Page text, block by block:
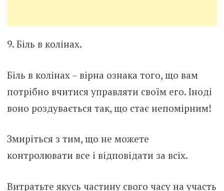
9. Біль в колінах.
Біль в колінах – вірна ознака того, що вам
потрібно вчитися управляти своїм его. Іноді
воно роздувається так, що стає непомірним!
Змиріться з тим, що не можете
контролювати все і відповідати за всіх.
Витратьте якусь частину свого часу на участь